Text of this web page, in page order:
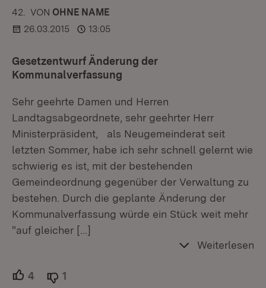
42. KOMMENTAR
VON :OHNE NAME
26.03.2015
13:05
Gesetzentwurf Änderung der
Kommunalverfassung
Sehr geehrte Damen und Herren
Landtagsabgeordnete, sehr geehrter Herr
Ministerpräsident, als Neugemeinderat seit
letzten Sommer, habe ich sehr schnell gelernt wie
schwierig es ist, mit der bestehenden
Gemeindeordnung gegenüber der Verwaltung zu
bestehen. Durch die geplante Änderung der
Kommunalverfassung würde ein Stück weit mehr
"auf gleicher […]
Weiterlesen
4 Unterstützer.
1